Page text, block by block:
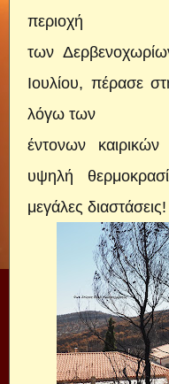
περιοχή
των
Ιουλίου, πέρασε
λόγω των
έντονων
υψηλή
μεγάλες διαστάσεις!